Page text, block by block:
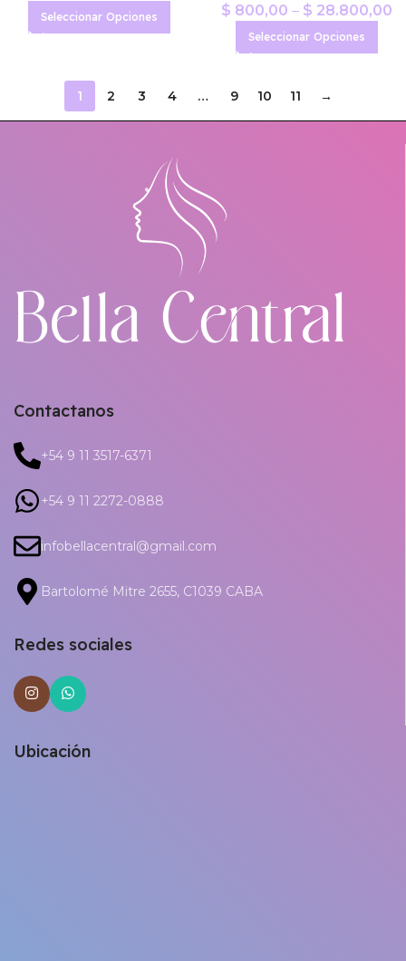
Seleccionar Opciones $ 800,00 – $ 28.800,00
Seleccionar Opciones
1 2 3 4 … 9 10 11 →
Contactanos
+54 9 11 3517-6371
+54 9 11 2272-0888
infobellacentral@gmail.com
Bartolomé Mitre 2655, C1039 CABA
Redes sociales
Ubicación